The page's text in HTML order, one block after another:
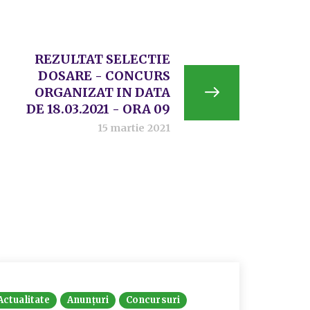
REZULTAT SELECTIE
DOSARE - CONCURS
ORGANIZAT IN DATA
DE 18.03.2021 - ORA 09
15 martie 2021
Anunțuri Concursuri